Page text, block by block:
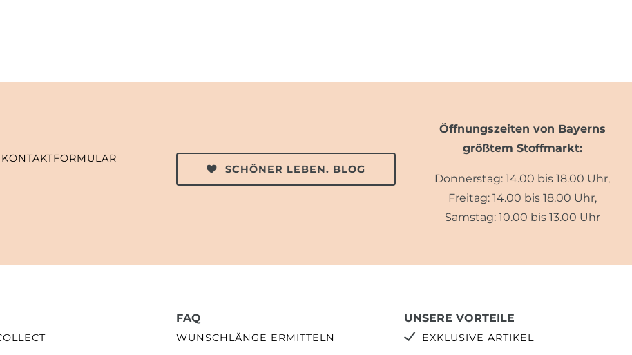
KONTAKTFORMULAR
SCHÖNER LEBEN. BLOG
Öffnungszeiten von Bayerns
größtem Stoffmarkt:
Donnerstag: 14.00 bis 18.00 Uhr,
Freitag: 14.00 bis 18.00 Uhr,
Samstag: 10.00 bis 13.00 Uhr
FAQ
WUNSCHLÄNGE ERMITTELN
UNSERE VORTEILE
EXKLUSIVE ARTIKEL